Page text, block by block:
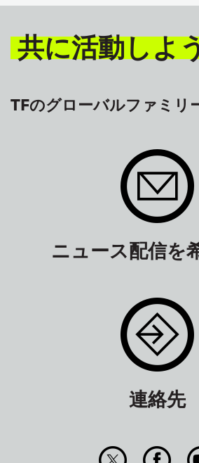
共に活動しよ
TFのグローバルファミリ
ニュース配信を
連絡先